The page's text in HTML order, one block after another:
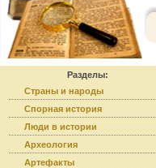
Разделы:
Страны и народы
Спорная история
Люди в истории
Археология
Артефакты